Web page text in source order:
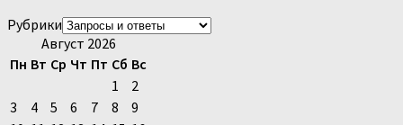
Рубрики
Август 2026
Пн Вт Ср Чт Пт Сб Вс
1
2
3
4 5 6 7 8
9